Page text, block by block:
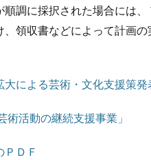
調に採択された場合には
領収書などによって計画
大による芸術・文化支援策発
活動の継続支援事業」
ＰＤＦ